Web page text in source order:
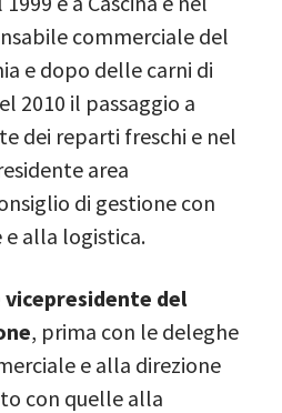
commerciale del
e dopo delle carni di
2010 il passaggio a
dei reparti freschi e nel
area
di gestione con
alla logistica.
vicepresidente del
, prima con le deleghe
e alla direzione
con quelle alla